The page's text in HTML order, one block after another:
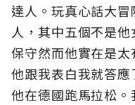
達人。玩真心話大
人，其中五個不是
保守然而他實在是太
他跟我表白我就答應
他在德國跑馬拉松